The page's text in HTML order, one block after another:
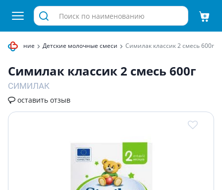
питание Детские молочные смеси Симилак классик 2 смесь 600г
Симилак классик 2 смесь 600г
СИМИЛАК
оставить отзыв